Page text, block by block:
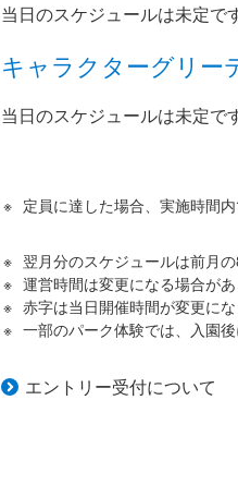
当日のスケジュールは未定です
キャラクターグリー
当日のスケジュールは未定です
定員に達した場合、実施時間
翌月分のスケジュールは前月
運営時間は変更になる場合があ
赤字は当日開催時間が変更にな
一部のパーク体験では、入園
エントリー受付について